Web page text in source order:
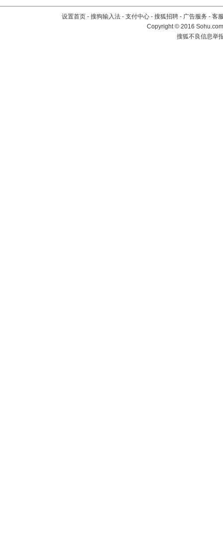
设置首页 - 搜狗输入法 - 支付中心 - 搜狐招聘 - 广告服务 - 客
Copyright©2016
搜狐不良信息举